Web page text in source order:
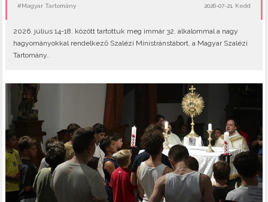
#Magyar Tartomány 2026-07-21, Kedd
2026. július 14-18. között tartottuk meg immár 32. alkalommal a nagy
hagyományokkal rendelkező Szalézi Ministránstábort, a Magyar Szalézi
Tartomány..